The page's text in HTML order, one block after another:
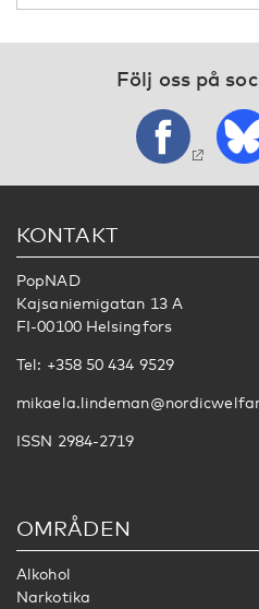
Följ oss på
KONTAKT
PopNAD
Kajsaniemigatan 13 A
FI-00100 Helsingfors
Tel: +358 50 434 9529
ISSN 2984-2719
OMRÅDEN
Alkohol
Narkotika